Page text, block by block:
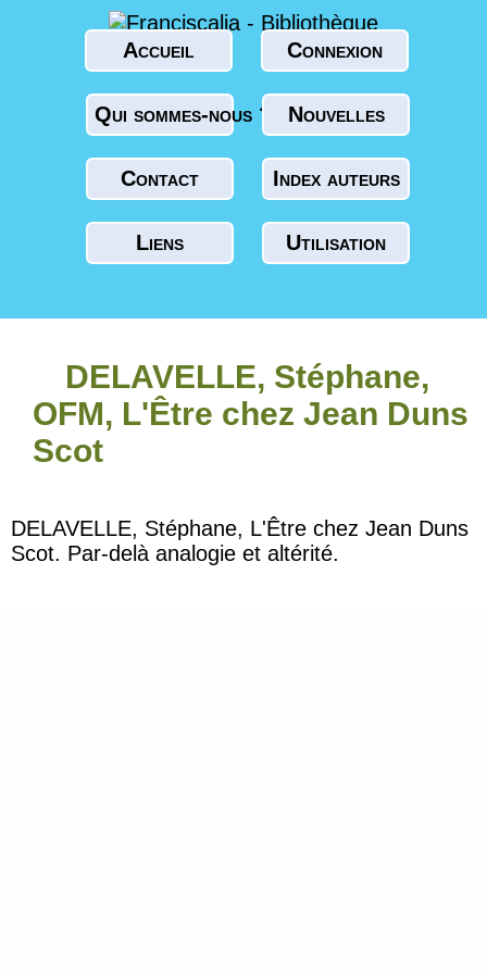
Accueil Connexion
Qui sommes-nous ? Nouvelles
Contact Index auteurs
Liens Utilisation
DELAVELLE, Stéphane,
OFM, L'Être chez Jean Duns
Scot
DELAVELLE, Stéphane, L'Être chez Jean Duns
Scot. Par-delà analogie et altérité.